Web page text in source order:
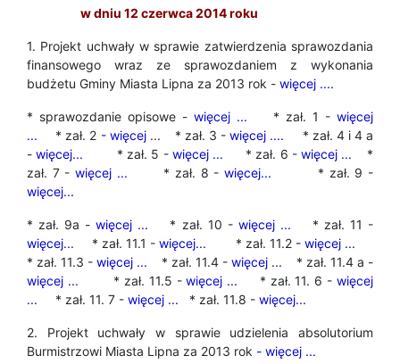
w dniu 12 czerwca 2014 roku
1. Projekt uchwały w sprawie zatwierdzenia sprawozdania
finansowego wraz ze sprawozdaniem z wykonania
budżetu Gminy Miasta Lipna za 2013 rok - więcej ....
* sprawozdanie opisowe -więcej ... * zał. 1 -więcej
...
* zał. 2 - więcej ... * zał. 3 -więcej .... * zał. 4 i 4 a
-więcej... * zał. 5 - więcej ... * zał. 6 -więcej ... *
zał. 7 -więcej ... * zał. 8 -więcej... * zał. 9 -
więcej...
* zał. 9a -więcej ... * zał. 10 - więcej ... * zał. 11 -
więcej... * zał. 11.1 -więcej... * zał. 11.2 - więcej ...
* zał. 11.3 - więcej ... * zał. 11.4 - więcej ... * zał. 11.4 a -
więcej ... * zał. 11.5 -więcej ... * zał. 11. 6 - więcej
... * zał. 11. 7 - więcej ... * zał. 11.8 - więcej...
2. Projekt uchwały w sprawie udzielenia absolutorium
Burmistrzowi Miasta Lipna za 2013 rok - więcej ...